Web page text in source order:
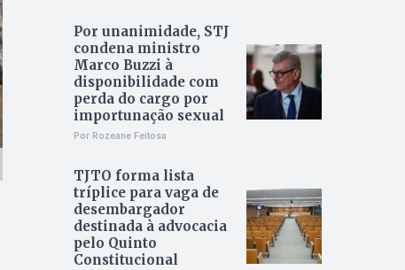
Por unanimidade, STJ
condena ministro
Marco Buzzi à
disponibilidade com
perda do cargo por
importunação sexual
Por Rozeane Feitosa
TJTO forma lista
tríplice para vaga de
desembargador
destinada à advocacia
pelo Quinto
Constitucional